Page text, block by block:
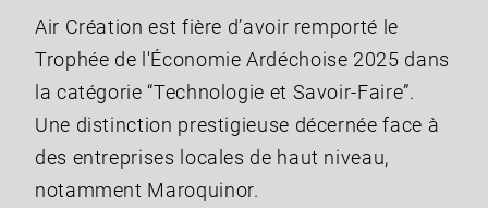
Air Création est fière d’avoir remporté le
Trophée de l'Économie Ardéchoise 2025 dans
la catégorie “Technologie et Savoir-Faire”.
Une distinction prestigieuse décernée face à
des entreprises locales de haut niveau,
notamment Maroquinor.